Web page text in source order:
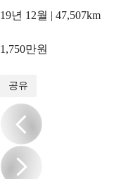
19년 12월 | 47,507km
1,750만원
공유
/7